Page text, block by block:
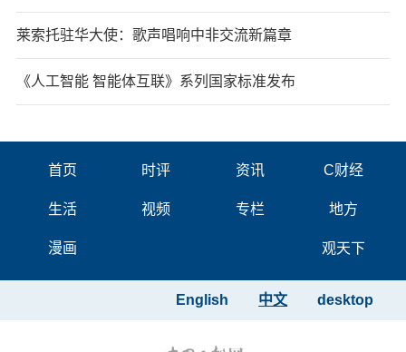
莱索托驻华大使：歌声唱响中非交流新篇章
《人工智能 智能体互联》系列国家标准发布
首页 时评 资讯 C财经
生活 视频 专栏 地方
漫画 观天下
desktop
中文
English